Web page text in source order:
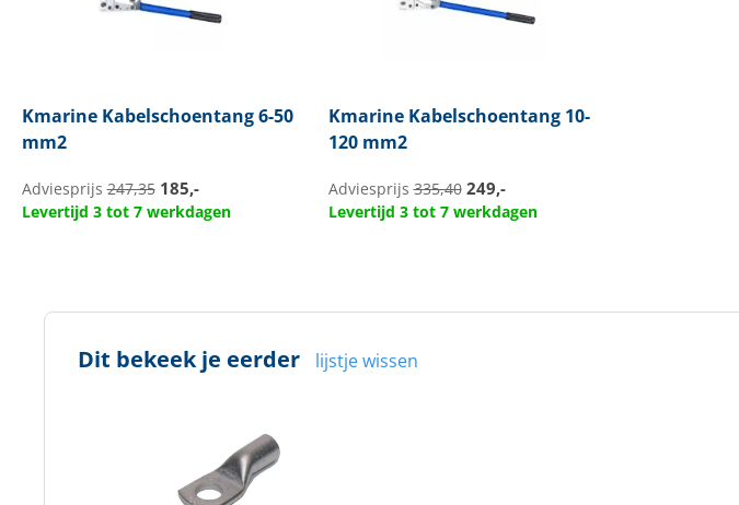
KmarineKabelschoentang 6-50
mm2
Adviesprijs247,35 185,-
Levertijd 3 tot 7 werkdagen
KmarineKabelschoentang 10-
120 mm2
Adviesprijs335,40 249,-
Levertijd 3 tot 7 werkdagen
Dit bekeek je eerder lijstje wissen